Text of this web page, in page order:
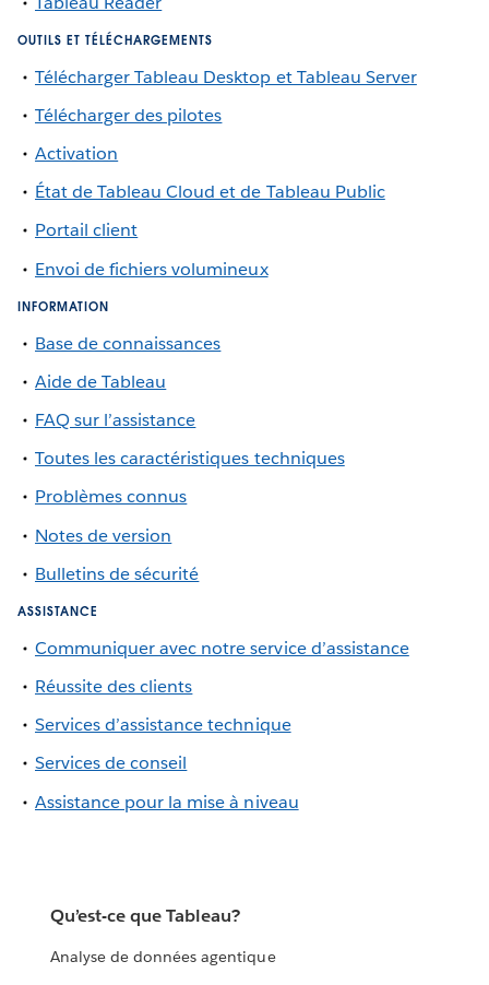
OUTILS ET TÉLÉCHARGEMENTS
Télécharger Tableau Desktop et Tableau Server
Télécharger des pilotes
Activation
État de Tableau Cloud et de Tableau Public
Portail client
Envoi de fichiers volumineux
INFORMATION
Base de connaissances
Aide de Tableau
FAQ sur l’assistance
Toutes les caractéristiques techniques
Problèmes connus
Notes de version
Bulletins de sécurité
ASSISTANCE
Communiquer avec notre service d’assistance
Réussite des clients
Services d’assistance technique
Services de conseil
Assistance pour la mise à niveau
Qu’est-ce que Tableau?
Analyse de données agentique